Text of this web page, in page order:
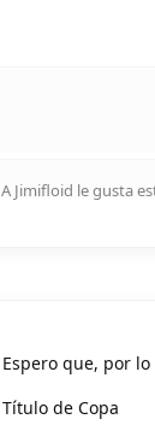
A Jimifloid le gusta
Espero que, por
Título de Copa